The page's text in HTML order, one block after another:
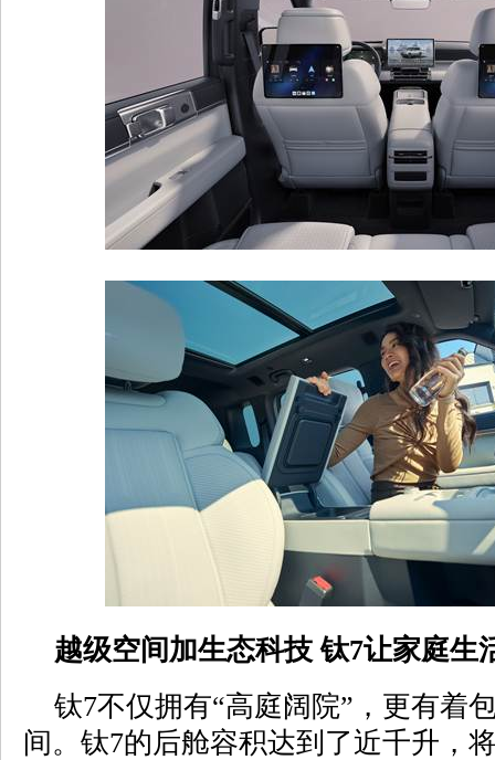
越级空间加生态科技 钛7让家庭生
钛7不仅拥有“高庭阔院”，更有着
间。钛7的后舱容积达到了近千升，